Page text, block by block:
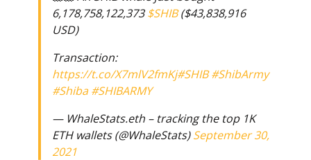
6,178,758,122,373$SHIB($43,838,916
USD)
Transaction:
https://t.co/X7mlV2fmKj#SHIB #ShibArmy
#Shiba #SHIBARMY
— WhaleStats.eth – tracking the top 1K
ETH wallets (@WhaleStats)September 30,
2021